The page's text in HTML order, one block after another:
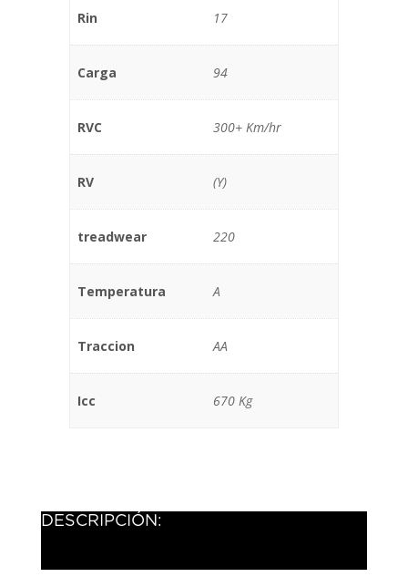
Rin 17
Carga 94
RVC 300+ Km/hr
RV (Y)
treadwear 220
Temperatura A
Traccion AA
Icc 670 Kg
DESCRIPCIÓN: